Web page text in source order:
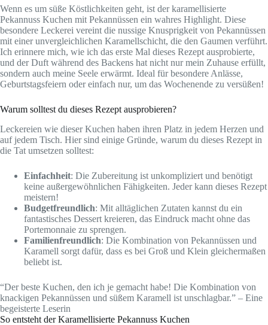
Wenn es um süße Köstlichkeiten geht, ist der karamellisierte
Pekannuss Kuchen mit Pekannüssen ein wahres Highlight. Diese
besondere Leckerei vereint die nussige Knusprigkeit von Pekannüssen
mit einer unvergleichlichen Karamellschicht, die den Gaumen verführt.
Ich erinnere mich, wie ich das erste Mal dieses Rezept ausprobierte,
und der Duft während des Backens hat nicht nur mein Zuhause erfüllt,
sondern auch meine Seele erwärmt. Ideal für besondere Anlässe,
Geburtstagsfeiern oder einfach nur, um das Wochenende zu versüßen!
Warum solltest du dieses Rezept ausprobieren?
Leckereien wie dieser Kuchen haben ihren Platz in jedem Herzen und
auf jedem Tisch. Hier sind einige Gründe, warum du dieses Rezept in
die Tat umsetzen solltest:
Einfachheit: Die Zubereitung ist unkompliziert und benötigt
keine außergewöhnlichen Fähigkeiten. Jeder kann dieses Rezept
meistern!
Budgetfreundlich: Mit alltäglichen Zutaten kannst du ein
fantastisches Dessert kreieren, das Eindruck macht ohne das
Portemonnaie zu sprengen.
Familienfreundlich: Die Kombination von Pekannüssen und
Karamell sorgt dafür, dass es bei Groß und Klein gleichermaßen
beliebt ist.
“Der beste Kuchen, den ich je gemacht habe! Die Kombination von
knackigen Pekannüssen und süßem Karamell ist unschlagbar.” – Eine
begeisterte Leserin
So entsteht der Karamellisierte Pekannuss Kuchen